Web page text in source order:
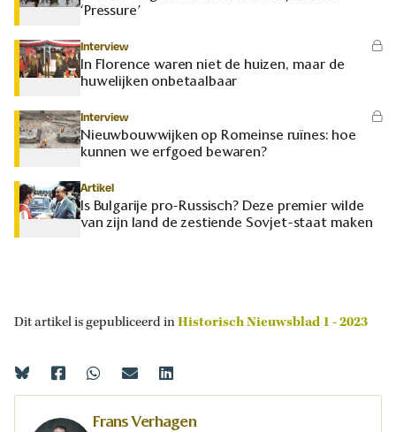
‘Pressure’
Interview
In Florence waren niet de huizen, maar de
huwelijken onbetaalbaar
Interview
Nieuwbouwwijken op Romeinse ruïnes: hoe
kunnen we erfgoed bewaren?
Artikel
Is Bulgarije pro-Russisch? Deze premier wilde
van zijn land de zestiende Sovjet-staat maken
Dit artikel is gepubliceerd inHistorisch Nieuwsblad 1 - 2023
Frans Verhagen